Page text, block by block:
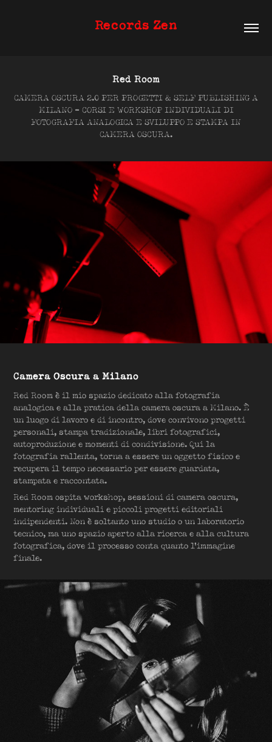
Records Zen
Red Room
CAMERA OSCURA 2.0 PER PROGETTI & SELF PUBLISHING A
MILANO ​​- CORSI E WORKSHOP INDIVIDUALI DI
FOTOGRAFIA ANALOGICA E SVILUPPO E STAMPA IN
CAMERA OSCURA.
Camera Oscura a Milano
Red Room è il mio spazio dedicato alla fotografia
analogica e alla pratica della camera oscura a Milano. È
un luogo di lavoro e di incontro, dove convivono progetti
personali, stampa tradizionale, libri fotografici,
autoproduzione e momenti di condivisione. Qui la
fotografia rallenta, torna a essere un oggetto fisico e
recupera il tempo necessario per essere guardata,
stampata e raccontata.
Red Room ospita workshop, sessioni di camera oscura,
mentoring individuali e piccoli progetti editoriali
indipendenti. Non è soltanto uno studio o un laboratorio
tecnico, ma uno spazio aperto alla ricerca e alla cultura
fotografica, dove il processo conta quanto l'immagine
finale.